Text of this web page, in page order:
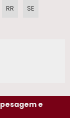
RR
SE
e